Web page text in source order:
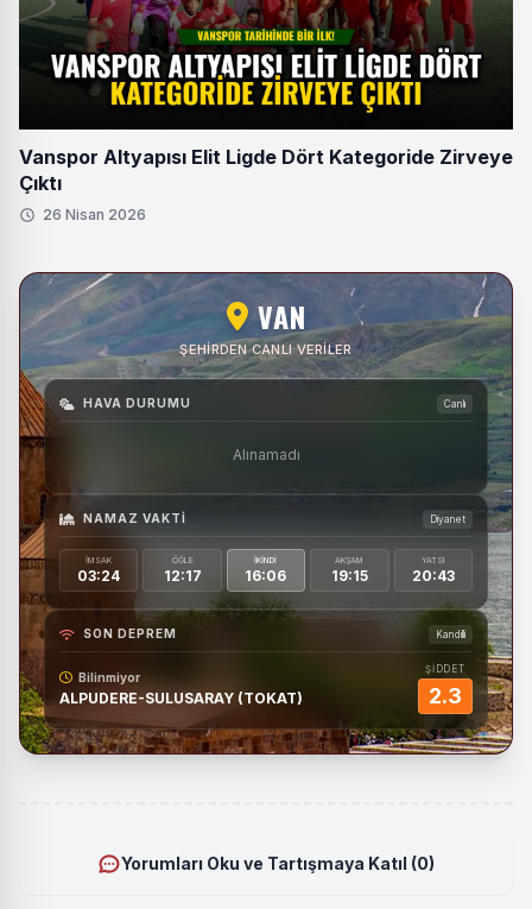
Vanspor Altyapısı Elit Ligde Dört Kategoride Zirveye
Çıktı
26 Nisan 2026
VAN
ŞEHIRDEN CANLI VERILER
HAVA DURUMU Canlı
Alınamadı
NAMAZ VAKTI Diyanet
İMSAK
03:24
ÖĞLE
12:17
İKINDI
16:06
AKŞAM
19:15
YATSI
20:43
SON DEPREM Kandilli
Bilinmiyor
ALPUDERE-SULUSARAY (TOKAT)
ŞİDDET
2.3
Yorumları Oku ve Tartışmaya Katıl (0)